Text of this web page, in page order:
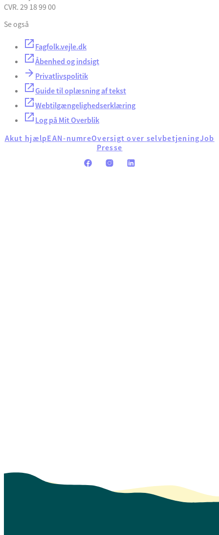
CVR. 29 18 99 00
Se også
Fagfolk.vejle.dk
Åbenhed og indsigt
Privatlivspolitik
Guide til oplæsning af tekst
Webtilgængelighedserklæring
Log på Mit Overblik
Akut hjælpEAN-numreOversigt over selvbetjeningJob
Presse